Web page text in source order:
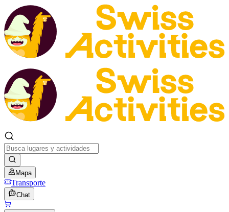
Mapa
Transporte
Chat